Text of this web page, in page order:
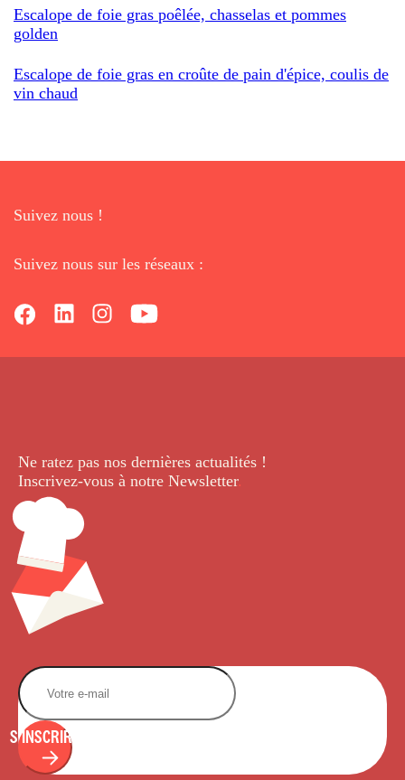
Escalope de foie gras poêlée, chasselas et pommes
golden
Escalope de foie gras en croûte de pain d'épice, coulis de
vin chaud
Suivez nous !
Suivez nous sur les réseaux :
Ne ratez pas nos dernières actualités !
Inscrivez-vous à notre Newsletter.
S'INSCRIRE